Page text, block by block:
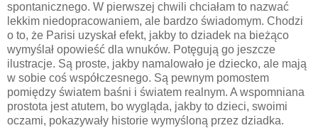
spontanicznego. W pierwszej chwili chciałam to nazwać
lekkim niedopracowaniem, ale bardzo świadomym. Chodzi
o to, że Parisi uzyskał efekt, jakby to dziadek na bieżąco
wymyślał opowieść dla wnuków. Potęgują go jeszcze
ilustracje. Są proste, jakby namalowało je dziecko, ale mają
w sobie coś współczesnego. Są pewnym pomostem
pomiędzy światem baśni i światem realnym. A wspomniana
prostota jest atutem, bo wygląda, jakby to dzieci, swoimi
oczami, pokazywały historie wymyśloną przez dziadka.